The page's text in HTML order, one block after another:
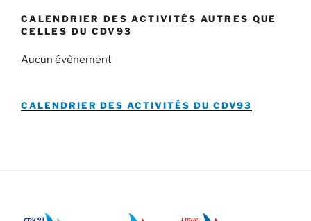
CALENDRIER DES ACTIVITÉS AUTRES QUE
CELLES DU CDV93
Aucun évènement
CALENDRIER DES ACTIVITÉS DU CDV93